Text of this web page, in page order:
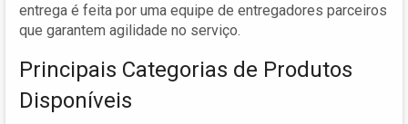
entrega é feita por uma equipe de entregadores parceiros
que garantem agilidade no serviço.
Principais Categorias de Produtos
Disponíveis